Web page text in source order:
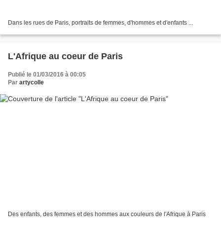
Dans les rues de Paris, portraits de femmes, d'hommes et d'enfants ...
L'Afrique au coeur de Paris
Publié le 01/03/2016 à 00:05
Par artycolle
Des enfants, des femmes et des hommes aux couleurs de l'Afrique à Paris